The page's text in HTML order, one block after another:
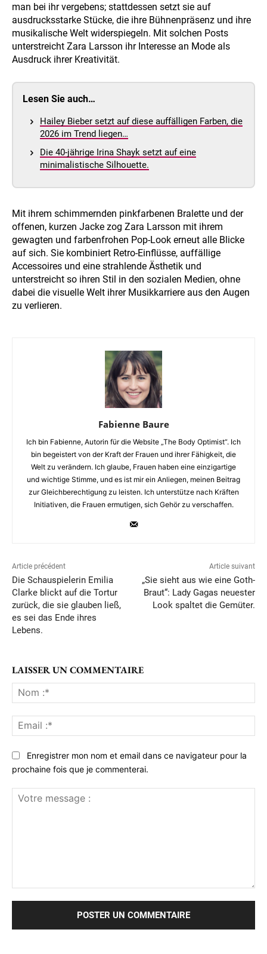
man bei ihr vergebens; stattdessen setzt sie auf
ausdrucksstarke Stücke, die ihre Bühnenpräsenz und ihre
musikalische Welt widerspiegeln. Mit solchen Posts
unterstreicht Zara Larsson ihr Interesse an Mode als
Ausdruck ihrer Kreativität.
Lesen Sie auch…
Hailey Bieber setzt auf diese auffälligen Farben, die
2026 im Trend liegen…
Die 40-jährige Irina Shayk setzt auf eine
minimalistische Silhouette.
Mit ihrem schimmernden pinkfarbenen Bralette und der
offenen, kurzen Jacke zog Zara Larsson mit ihrem
gewagten und farbenfrohen Pop-Look erneut alle Blicke
auf sich. Sie kombiniert Retro-Einflüsse, auffällige
Accessoires und eine strahlende Ästhetik und
unterstreicht so ihren Stil in den sozialen Medien, ohne
dabei die visuelle Welt ihrer Musikkarriere aus den Augen
zu verlieren.
Fabienne Baure
Ich bin Fabienne, Autorin für die Website „The Body Optimist“. Ich
bin begeistert von der Kraft der Frauen und ihrer Fähigkeit, die
Welt zu verändern. Ich glaube, Frauen haben eine einzigartige
und wichtige Stimme, und es ist mir ein Anliegen, meinen Beitrag
zur Gleichberechtigung zu leisten. Ich unterstütze nach Kräften
Initiativen, die Frauen ermutigen, sich Gehör zu verschaffen.
Article précédent
Die Schauspielerin Emilia
Clarke blickt auf die Tortur
zurück, die sie glauben ließ,
es sei das Ende ihres
Lebens.
Article suivant
„Sie sieht aus wie eine Goth-
Braut“: Lady Gagas neuester
Look spaltet die Gemüter.
LAISSER UN COMMENTAIRE
:*
:*
Enregistrer mon nom et email dans ce navigateur pour la
prochaine fois que je commenterai.